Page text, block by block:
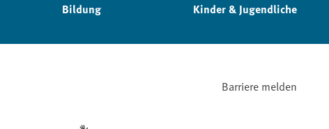
Bildung Kinder & Jugendliche
Barriere melden